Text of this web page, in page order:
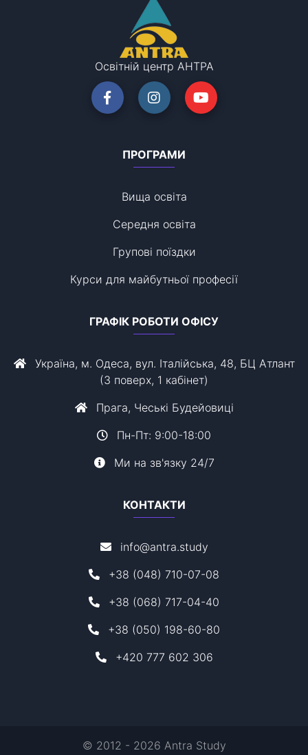
Освітній центр АНТРА
ПРОГРАМИ
Вища освіта
Середня освіта
Групові поїздки
Курси для майбутньої професії
ГРАФІК РОБОТИ ОФІСУ
Україна, м. Одеса, вул. Італійська, 48, БЦ Атлант
(3 поверх, 1 кабінет)
Прага, Чеські Будейовиці
Пн-Пт: 9:00-18:00
Ми на зв'язку 24/7
КОНТАКТИ
info@antra.study
+38 (048) 710-07-08
+38 (068) 717-04-40
+38 (050) 198-60-80
+420 777 602 306
© 2012 - 2026 Antra Study